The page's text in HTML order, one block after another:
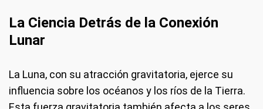
La Ciencia Detrás de la Conexión
Lunar
La Luna, con su atracción gravitatoria, ejerce su
influencia sobre los océanos y los ríos de la Tierra.